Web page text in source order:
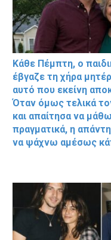
Κάθε Πέμπτη, ο
έβγαζε τη χήρα
αυτό που εκείνη
Όταν όμως τελικά
και απαίτησα να
πραγματικά, η
να ψάχνω αμέσως